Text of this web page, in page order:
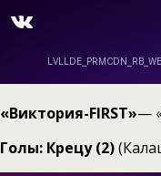
«Виктория-FIRST»—
Голы: Крецу (2)